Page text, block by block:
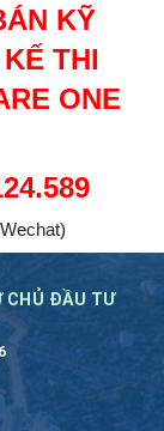
KỸ
THI
ONE
CHỦ ĐẦU TƯ